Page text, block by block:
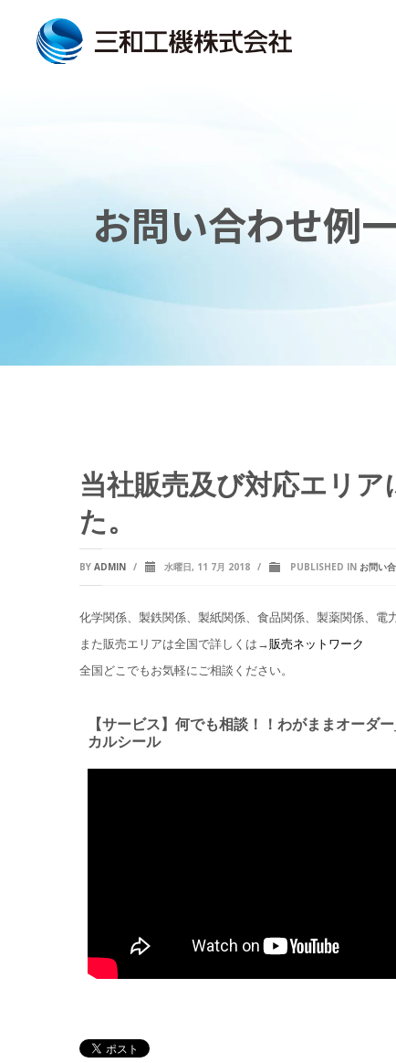
お問い合わせ例
当社販売及び対応エリ
た。
BY ADMIN / 水曜日, 11 7月 2018 / PUBLISHED IN お問い
化学関係、製鉄関係、製紙関係、食品関係、製薬関係、電
また販売エリアは全国で詳しくは→販売ネットワーク
全国どこでもお気軽にご相談ください。
【サービス】何でも相談！！わがままオーダ
カルシール